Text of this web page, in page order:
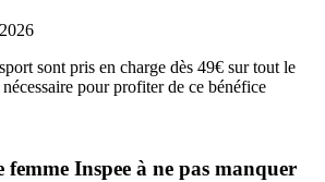
sont pris en charge dès 49€ sur tout le
pour profiter de ce bénéfice
femme Inspee à ne pas manquer